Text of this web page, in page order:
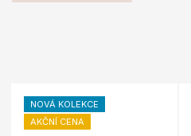
NOVÁ KOLEKCE
AKČNÍ CENA